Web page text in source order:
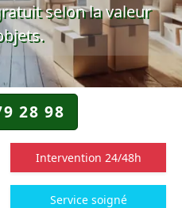
selon la valeur
28 98
Intervention 24/48h
Service soigné